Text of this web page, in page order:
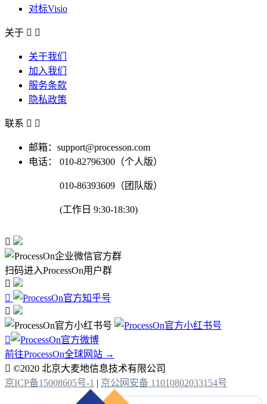
对标Visio
关于  
关于我们
加入我们
服务条款
隐私政策
联系  
邮箱：support@processon.com
电话：
010-82796300（个人版）
010-86393609（团队版）
(工作日 9:30-18:30)

扫码进入ProcessOn用户群




前往ProcessOn全球网站 →
 ©2020 北京大麦地信息技术有限公司
京ICP备15008605号-1 | 京公网安备 11010802033154号